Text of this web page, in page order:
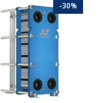
-30%